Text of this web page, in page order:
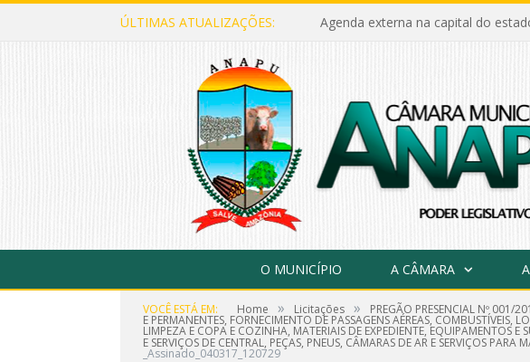
ÚLTIMAS ATUALIZAÇÕES: Agenda externa na capital do
O MUNICÍPIO A CÂMARA
VOCÊ ESTÁ EM: Home » Licitações » PREGÃO PRESENCIAL Nº 001/
E PERMANENTES, FORNECIMENTO DE PASSAGENS AÉREAS, COMBUSTÍVEIS,
LIMPEZA E COPA E COZINHA, MATERIAIS DE EXPEDIENTE, EQUIPAMENTOS
E SERVIÇOS DE CENTRAL, PEÇAS, PNEUS, CÂMARAS DE AR E SERVIÇOS
_Assinado_040317_120729